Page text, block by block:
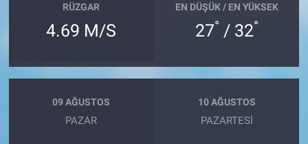
RÜZGAR
4.69 M/S
EN DÜŞÜK / EN YÜKSEK
27° / 32°
09 AĞUSTOS
PAZAR
10 AĞUSTOS
PAZARTESI